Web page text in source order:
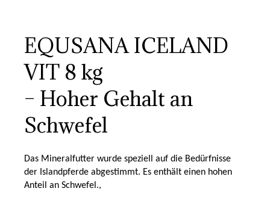
EQUSANA ICELAND
VIT 8 kg
– Hoher Gehalt an
Schwefel
Das Mineralfutter wurde speziell auf die Bedürfnisse
der Islandpferde abgestimmt. Es enthält einen hohen
Anteil an Schwefel.,